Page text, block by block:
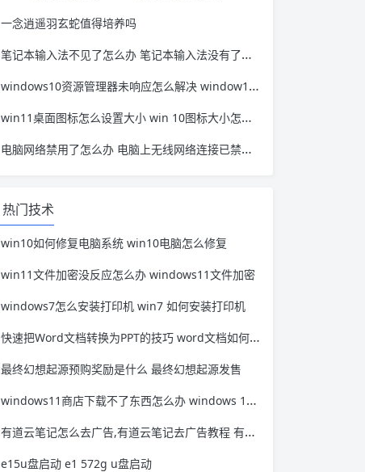
一念逍遥羽玄蛇值得培养吗
笔记本输入法不见了怎么办 笔记本输入法没有了怎么办
windows10资源管理器未响应怎么解决 window10资源管理器无响应
win11桌面图标怎么设置大小 win 10图标大小怎么设置
电脑网络禁用了怎么办 电脑上无线网络连接已禁用怎么办
热门技术
win10如何修复电脑系统 win10电脑怎么修复
win11文件加密没反应怎么办 windows11文件加密
windows7怎么安装打印机 win7 如何安装打印机
快速把Word文档转换为PPT的技巧 word文档如何快速转换为ppt
最终幻想起源预购奖励是什么 最终幻想起源发售
windows11商店下载不了东西怎么办 windows 10应用商店无法下载应用
有道云笔记怎么去广告,有道云笔记去广告教程 有道云笔记怎么加水印
e15u盘启动 e1 572g u盘启动